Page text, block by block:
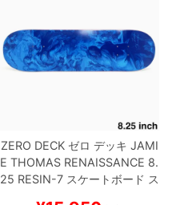
ZERO DECKゼロ デッキ JAMI
E THOMAS RENAISSANCE 8.
25 RESIN-7スケートボード ス